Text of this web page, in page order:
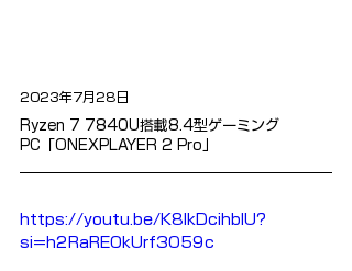
2023年7月28日
Ryzen 7 7840U搭載8.4型ゲーミング
PC「ONEXPLAYER 2 Pro」
https://youtu.be/K8lkDcihbIU?
si=h2RaREOkUrf3059c